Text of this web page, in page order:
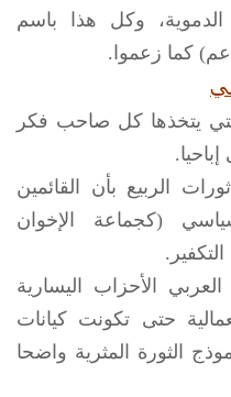
وكل هذا باسم
كما زعموا.
التي يتخذها كل صاحب فكر
الربيع بأن القائمين
(كجماعة الإخوان
الأحزاب اليسارية
حتى تكونت كيانات
الثورة المثرية واضحا